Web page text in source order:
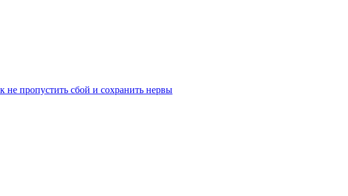
пропустить сбой и сохранить нервы